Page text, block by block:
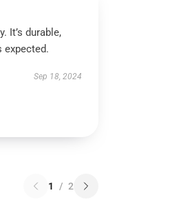
It’s durable,
expected.
Sep 18, 2024
1 / 2